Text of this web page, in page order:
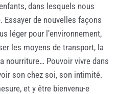
dans lesquels nous
Essayer de nouvelles façons
léger pour l’environnement,
les moyens de transport, la
nourriture… Pouvoir vivre dans
son chez soi, son intimité.
et y être bienvenu-e